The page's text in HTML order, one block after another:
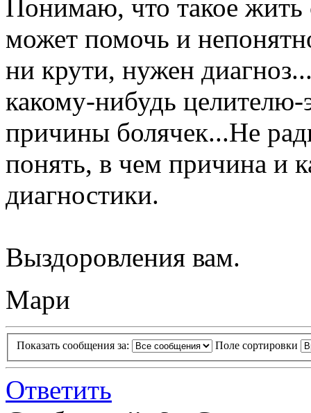
Понимаю, что такое жить
может помочь и
ни крути, нужен
какому-нибудь целителю-
причины болячек...Не
понять, в чем причина и
диагностики.
Выздоровления вам.
Мари
Показать сообщения за: Поле сортировки
Ответить